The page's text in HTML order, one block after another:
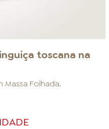
toscana na
Massa Folhada.